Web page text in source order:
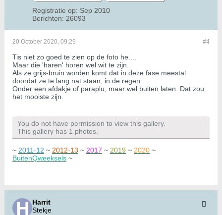
Registratie op: Sep 2010
Berichten: 26093
#4
20 October 2020, 09:29
Tis niet zo goed te zien op de foto he....
Maar die 'haren' horen wel wit te zijn.
Als ze grijs-bruin worden komt dat in deze fase meestal
doordat ze te lang nat staan, in de regen.
Onder een afdakje of paraplu, maar wel buiten laten. Dat zou
het mooiste zijn.
You do not have permission to view this gallery.
This gallery has 1 photos.
~ 2011-12 ~ 2012-13 ~ 2017 ~ 2019 ~ 2020 ~
BuitenQweeksels ~
Harrit
Stekje